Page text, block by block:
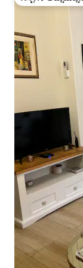
ಗೆಸ್ಟ್‌ಗಳ